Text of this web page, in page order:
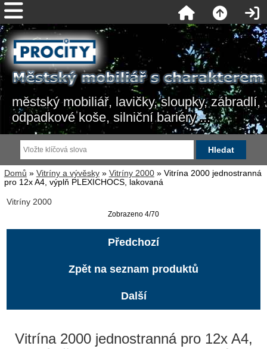
městský mobiliář, lavičky, sloupky, zábradlí,
odpadkové koše, silniční bariéry ...
Domů » Vitríny a vývěsky» Vitríny 2000» Vitrína 2000 jednostranná
pro 12x A4, výplň PLEXICHOCS, lakovaná
Vitríny 2000
Zobrazeno 4/70
Předchozí
Zpět na seznam produktů
Další
Vitrína 2000 jednostranná pro 12x A4,